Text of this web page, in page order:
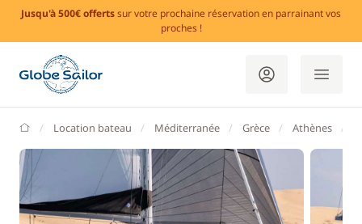
Jusqu'à 500€ offertssur votre prochaine réservation en parrainant vos
proches !
GlobeSailor
Location bateau Méditerranée Grèce Athènes